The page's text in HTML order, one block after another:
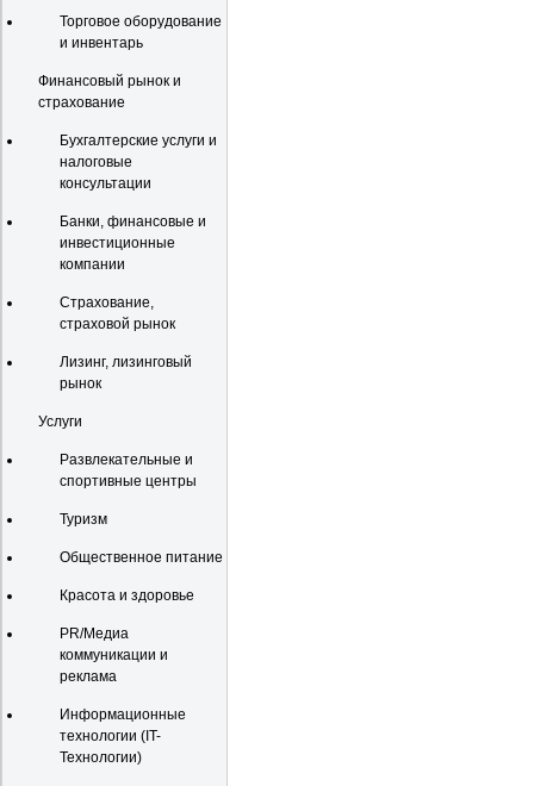
Торговое оборудование
и инвентарь
Финансовый рынок и
страхование
Бухгалтерские услуги и
налоговые
консультации
Банки, финансовые и
инвестиционные
компании
Страхование,
страховой рынок
Лизинг, лизинговый
рынок
Услуги
Развлекательные и
спортивные центры
Туризм
Общественное питание
Красота и здоровье
PR/Медиа
коммуникации и
реклама
Информационные
технологии (IT-
Технологии)